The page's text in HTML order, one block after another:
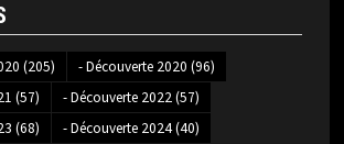
(205) - Découverte 2020 (96)
(57) - Découverte 2022(57)
(68) - Découverte 2024(40)